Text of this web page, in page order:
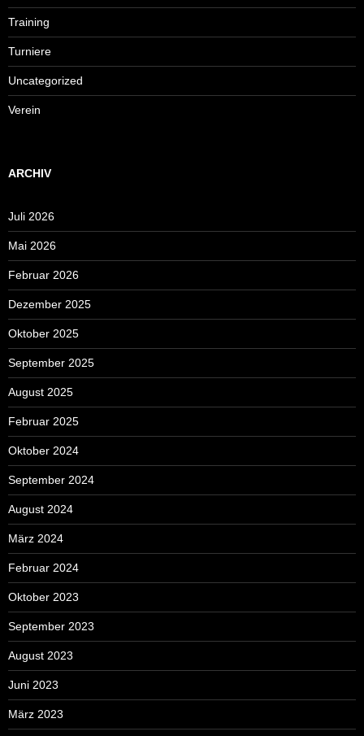
Training
Turniere
Uncategorized
Verein
ARCHIV
Juli 2026
Mai 2026
Februar 2026
Dezember 2025
Oktober 2025
September 2025
August 2025
Februar 2025
Oktober 2024
September 2024
August 2024
März 2024
Februar 2024
Oktober 2023
September 2023
August 2023
Juni 2023
März 2023